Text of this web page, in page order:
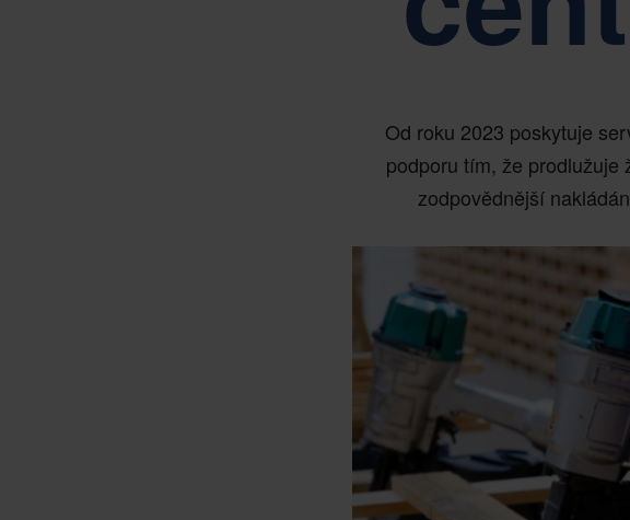
Od roku 2023 poskytuje
podporu tím, že prodlužuje
zodpovědnější